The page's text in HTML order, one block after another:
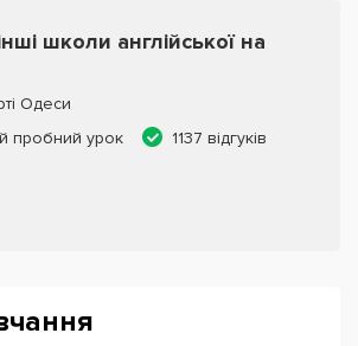
школи англійської на
Одеси
пробний урок
1137 відгуків